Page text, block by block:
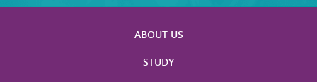
ABOUT US
STUDY